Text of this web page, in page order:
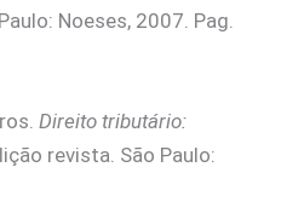
Noeses, 2007. Pag.
Direito tributário:
revista. São Paulo: